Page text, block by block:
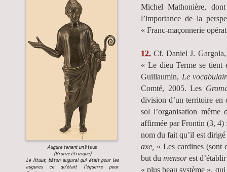
Augure tenant unlituus
(Bronze étrusque)
Le lituus, bâton augural qui était pour les
augures ce qu’était l’équerre pour
Michel Mathonière,
l’importance de la
« Franc-maçonnerie
12. Cf. Daniel J.
« Le dieu Terme se tient
Guillaumin, Le
Comté, 2005. Les
division d’un territoire en
sol l’organisation
affirmée par Frontin (3,
nom du fait qu’il est
axe, « Les cardines (sont
but dumensorest
« plus beau système »,